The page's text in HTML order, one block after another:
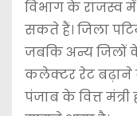
विभाग के राजस्व
सकते हैं। जिला
जबकि अन्य जिलों
कलेक्टर रेट बढ़ाने
पंजाब के वित्त